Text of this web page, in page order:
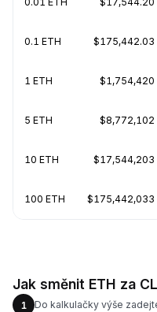
0.1 ETH $175,442.03
1 ETH $1,754,420
5 ETH $8,772,102
10 ETH $17,544,203
100 ETH $175,442,033
Jak směnit ETH za
1
Do kalkulačky výše